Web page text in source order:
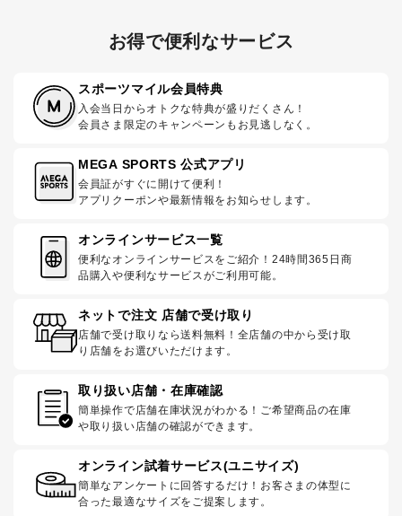
お得で便利なサービス
スポーツマイル会員特典
入会当日からオトクな特典が盛りだくさん！
会員さま限定のキャンペーンもお見逃しなく。
MEGA SPORTS 公式アプリ
会員証がすぐに開けて便利！
アプリクーポンや最新情報をお知らせします。
オンラインサービス一覧
便利なオンラインサービスをご紹介！24時間365日商
品購入や便利なサービスがご利用可能。
ネットで注文 店舗で受け取り
店舗で受け取りなら送料無料！全店舗の中から受け取
り店舗をお選びいただけます。
取り扱い店舗・在庫確認
簡単操作で店舗在庫状況がわかる！ご希望商品の在庫
や取り扱い店舗の確認ができます。
オンライン試着サービス(ユニサイズ)
簡単なアンケートに回答するだけ！お客さまの体型に
合った最適なサイズをご提案します。